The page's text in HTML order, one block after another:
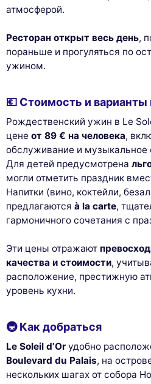
атмосферой.
Ресторан открыт весь день,
пораньше и прогуляться по
ужином.
💶 Стоимость и
Рождественский ужин в Le
цене от 89 € на человека,
обслуживание и музыкальное
Для детей предусмотрена
могли отметить праздник
Напитки (вино, коктейли,
предлагаются à la carte,
гармоничного сочетания с
Эти цены отражают
качества и стоимости,
расположение, престижную
уровень кухни.
🚇 Как добраться
Le Soleil d’Or удобно
Boulevard du Palais, на
нескольких шагах от собора